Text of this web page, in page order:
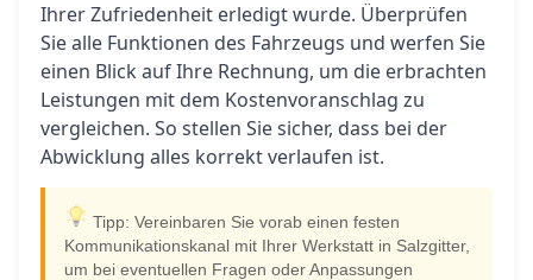
Ihrer Zufriedenheit erledigt wurde. Überprüfen
Sie alle Funktionen des Fahrzeugs und werfen Sie
einen Blick auf Ihre Rechnung, um die erbrachten
Leistungen mit dem Kostenvoranschlag zu
vergleichen. So stellen Sie sicher, dass bei der
Abwicklung alles korrekt verlaufen ist.
Tipp: Vereinbaren Sie vorab einen festen
Kommunikationskanal mit Ihrer Werkstatt in Salzgitter,
um bei eventuellen Fragen oder Anpassungen